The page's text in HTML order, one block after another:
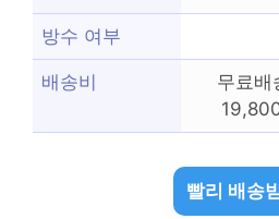
방수 여부
배송비
무료배
빨리 배송